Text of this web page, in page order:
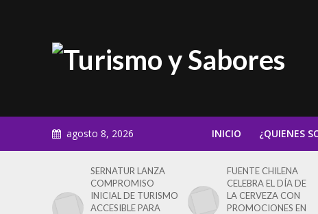
agosto 8, 2026 INICIO ¿QUIENES
SERNATUR LANZA
COMPROMISO
INICIAL DE TURISMO
ACCESIBLE PARA
FUENTE CHILENA
CELEBRA EL DÍA DE
LA CERVEZA CON
PROMOCIONES EN